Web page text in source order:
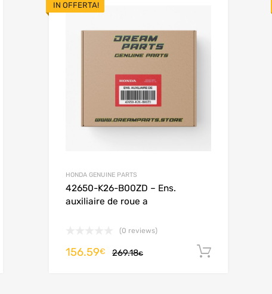
Add to Wishlist
Aggiungi al carrello
IN OFFERTA!
Add to
HONDA GENUINE PARTS
42650-K26-B00ZD – Ens.
auxiliaire de roue a
(0 reviews)
269.18€
156.59€